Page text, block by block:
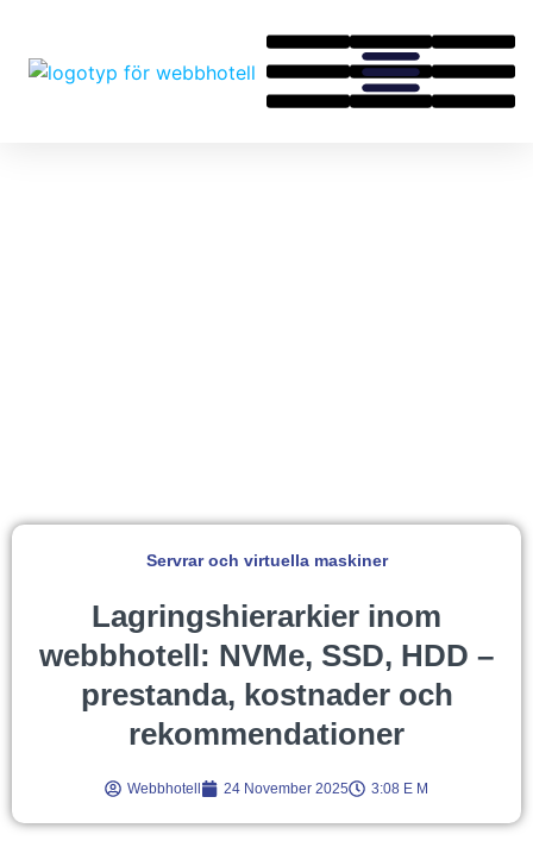
Servrar och virtuella maskiner
Lagringshierarkier inom
webbhotell: NVMe, SSD, HDD –
prestanda, kostnader och
rekommendationer
Webbhotell 24 November 2025 3:08 E M